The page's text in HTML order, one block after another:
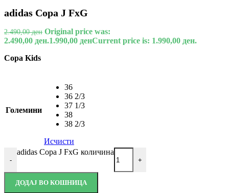
adidas Copa J FxG
2.490,00ден Original price was:
2.490,00 ден.1.990,00 денCurrent price is: 1.990,00 ден.
Copa Kids
Големини
36
36 2/3
37 1/3
38
38 2/3
Исчисти
-
adidas Copa J FxG количина
+
ДОДАЈ ВО КОШНИЦА